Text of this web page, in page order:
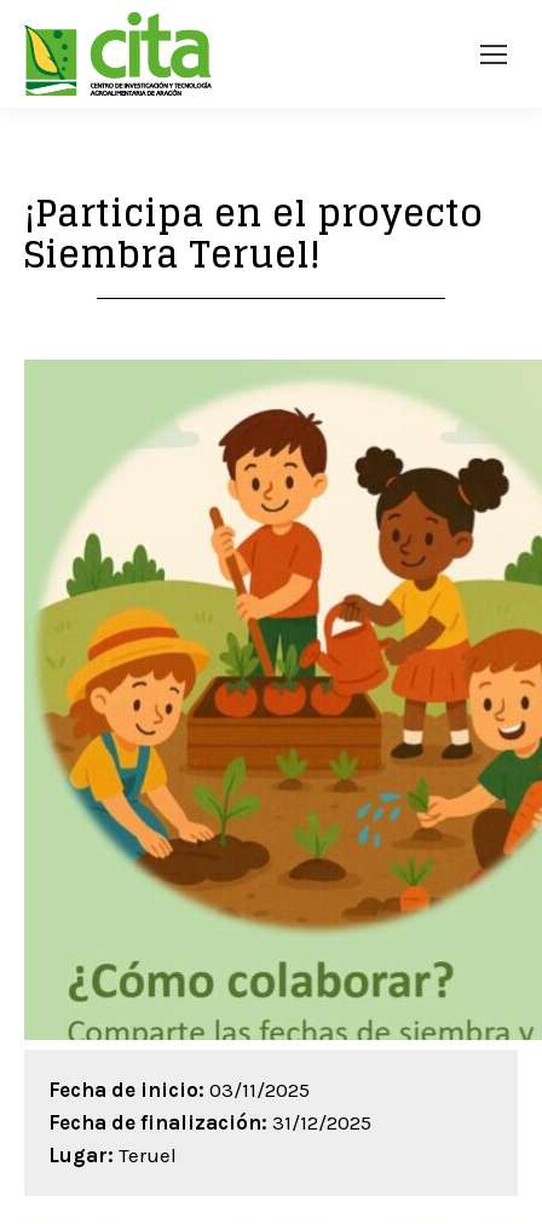
¡Participa en el proyecto
Siembra Teruel!
Fecha de inicio: 03/11/2025
Fecha de finalización: 31/12/2025
Lugar: Teruel